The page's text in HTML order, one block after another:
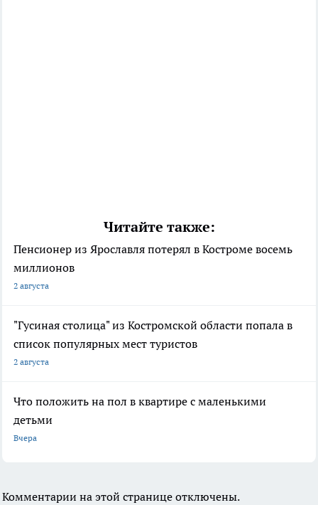
Читайте также:
Пенсионер из Ярославля потерял в Костроме восемь
миллионов
2 августа
"Гусиная столица" из Костромской области попала в
список популярных мест туристов
2 августа
Что положить на пол в квартире с маленькими
детьми
Вчера
Комментарии на этой странице отключены.